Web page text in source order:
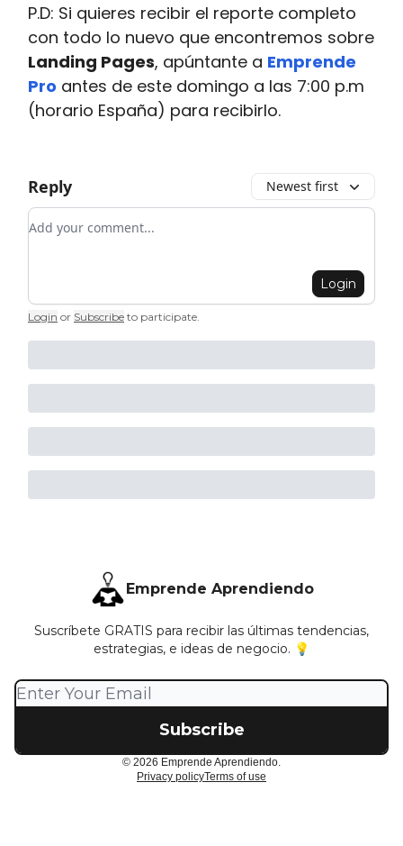
P.D: Si quieres recibir el reporte completo
con todo lo nuevo que encontremos sobre
Landing Pages, apúntante a Emprende
Pro antes de este domingo a las 7:00 p.m
(horario España) para recibirlo.
Reply Newest first
Add your comment
Login
Login or Subscribe to participate
Emprende Aprendiendo
Suscríbete GRATIS para recibir las últimas tendencias,
estrategias, e ideas de negocio. 💡
© 2026 Emprende Aprendiendo.
Privacy policyTerms of use